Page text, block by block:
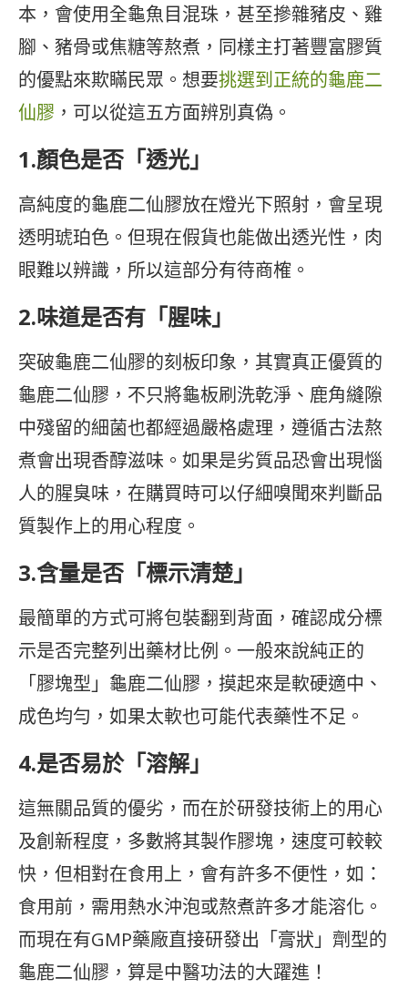
本，會使用全龜魚目混珠，甚至摻雜豬皮、雞
腳、豬骨或焦糖等熬煮，同樣主打著豐富膠質
的優點來欺瞞民眾。想要挑選到正統的龜鹿二
仙膠 ，可以從這五方面辨別真偽。
1.顏色是否「透光」
高純度的龜鹿二仙膠放在燈光下照射，會呈現
透明琥珀色。但現在假貨也能做出透光性，肉
眼難以辨識，所以這部分有待商榷。
2.味道是否有「腥味」
突破龜鹿二仙膠的刻板印象，其實真正優質的
龜鹿二仙膠，不只將龜板刷洗乾淨、鹿角縫隙
中殘留的細菌也都經過嚴格處理，遵循古法熬
煮會出現香醇滋味。如果是劣質品恐會出現惱
人的腥臭味，在購買時可以仔細嗅聞來判斷品
質製作上的用心程度。
3.含量是否「標示清楚」
最簡單的方式可將包裝翻到背面，確認成分標
示是否完整列出藥材比例。一般來說純正的
「膠塊型」龜鹿二仙膠，摸起來是軟硬適中、
成色均勻，如果太軟也可能代表藥性不足。
4.是否易於「溶解」
這無關品質的優劣，而在於研發技術上的用心
及創新程度，多數將其製作膠塊，速度可較較
快，但相對在食用上，會有許多不便性，如：
食用前，需用熱水沖泡或熬煮許多才能溶化。
而現在有GMP藥廠直接研發出「膏狀」劑型的
龜鹿二仙膠，算是中醫功法的大躍進！